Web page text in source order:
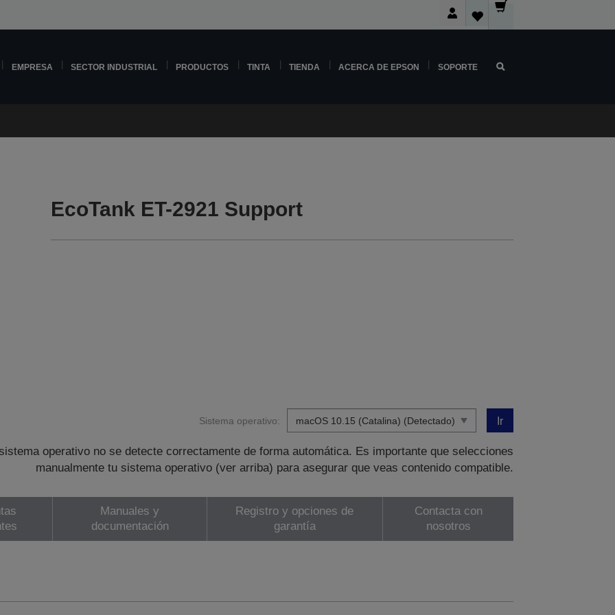
EMPRESA SECTOR INDUSTRIAL PRODUCTOS TINTA TIENDA ACERCA DE EPSON SOPORTE
EcoTank ET-2921 Support
Sistema operativo: Ir
operativo no se detecte correctamente de forma automática. Es importante que selecciones
manualmente tu sistema operativo (ver arriba) para asegurar que veas contenido compatible.
Manuales y
documentación
Registro y opciones de
garantía
Contacta con
nosotros